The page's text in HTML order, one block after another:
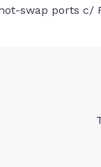
swap ports c/